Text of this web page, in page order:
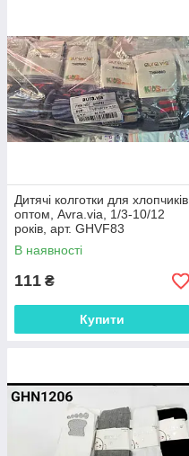
Дитячі колготки для хлопчиків
оптом, Avra.via, 1/3-10/12
років, арт. GHVF83
В наявності
111 ₴
Купити